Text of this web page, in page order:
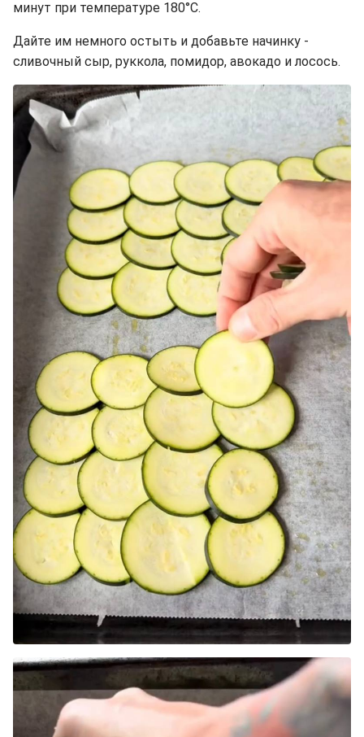
минут при температуре 180°C.
Дайте им немного остыть и добавьте начинку -
сливочный сыр, руккола, помидор, авокадо и лосось.